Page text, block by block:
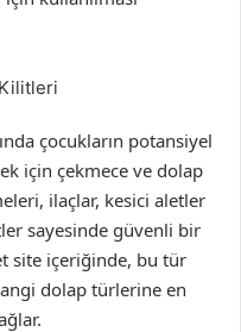
çocukların potansiyel
için çekmece ve dolap
ilaçlar, kesici aletler
sayesinde güvenli bir
site içeriğinde, bu tür
dolap türlerine en